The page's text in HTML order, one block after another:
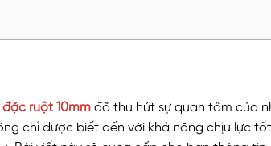
ruột 10mm đã thu hút sự quan tâm của
chỉ được biết đến với khả năng chịu lực